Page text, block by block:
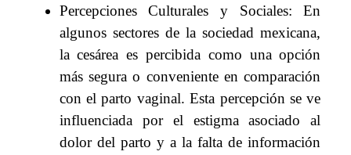
Percepciones Culturales y Sociales: En
algunos sectores de la sociedad mexicana,
la cesárea es percibida como una opción
más segura o conveniente en comparación
con el parto vaginal. Esta percepción se ve
influenciada por el estigma asociado al
dolor del parto y a la falta de información